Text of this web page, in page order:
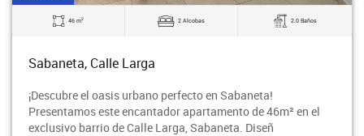
46 m2 2 Alcobas 2.0 Baños
Sabaneta, Calle Larga
¡Descubre el oasis urbano perfecto en Sabaneta!
Presentamos este encantador apartamento de 46m² en el
exclusivo barrio de Calle Larga, Sabaneta. Diseñ